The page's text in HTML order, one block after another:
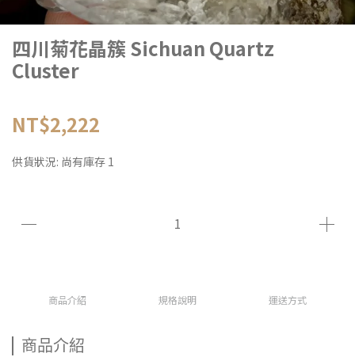
四川菊花晶簇 Sichuan Quartz
Cluster
NT$2,222
供貨狀況: 尚有庫存 1
商品介紹 規格說明 運送方式
商品介紹